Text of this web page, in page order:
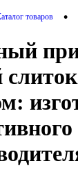
товаров •